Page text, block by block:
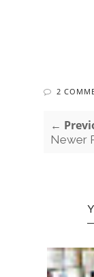
2
←
Newer